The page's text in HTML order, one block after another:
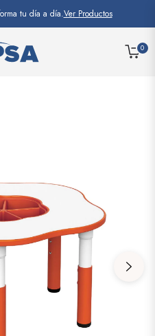
tu día a día.Ver Productos
0